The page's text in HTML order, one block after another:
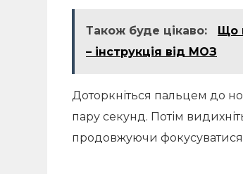
Також буде цікаво:
Що
– інструкція від МОЗ
Доторкніться пальцем до
пару секунд. Потім
продовжуючи фокусуватися